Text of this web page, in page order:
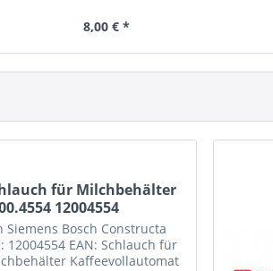
8,00 € *
für Milchbehälter
12004554
Siemens Bosch Constructa
12004554 EAN: Schlauch für
Kaffeevollautomat